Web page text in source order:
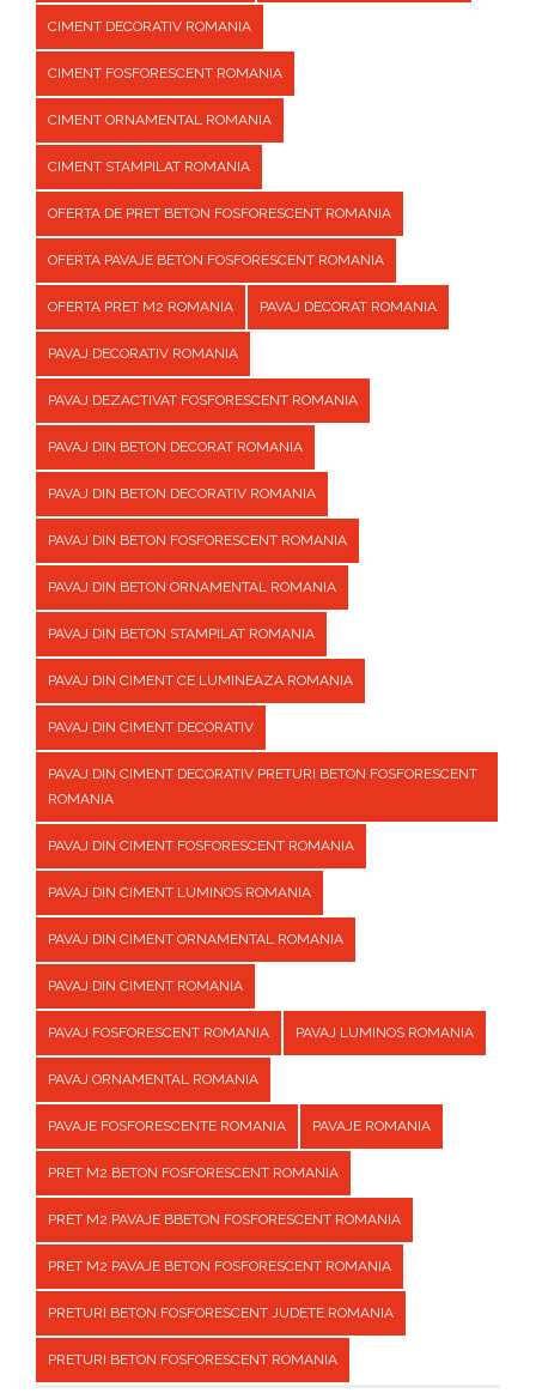
CIMENT DECORATIV ROMANIA
CIMENT FOSFORESCENT ROMANIA
CIMENT ORNAMENTAL ROMANIA
CIMENT STAMPILAT ROMANIA
OFERTA DE PRET BETON FOSFORESCENT ROMANIA
OFERTA PAVAJE BETON FOSFORESCENT ROMANIA
OFERTA PRET M2 ROMANIA PAVAJ DECORAT ROMANIA
PAVAJ DECORATIV ROMANIA
PAVAJ DEZACTIVAT FOSFORESCENT ROMANIA
PAVAJ DIN BETON DECORAT ROMANIA
PAVAJ DIN BETON DECORATIV ROMANIA
PAVAJ DIN BETON FOSFORESCENT ROMANIA
PAVAJ DIN BETON ORNAMENTAL ROMANIA
PAVAJ DIN BETON STAMPILAT ROMANIA
PAVAJ DIN CIMENT CE LUMINEAZA ROMANIA
PAVAJ DIN CIMENT DECORATIV
PAVAJ DIN CIMENT DECORATIV PRETURI BETON FOSFORESCENT
ROMANIA
PAVAJ DIN CIMENT FOSFORESCENT ROMANIA
PAVAJ DIN CIMENT LUMINOS ROMANIA
PAVAJ DIN CIMENT ORNAMENTAL ROMANIA
PAVAJ DIN CIMENT ROMANIA
PAVAJ FOSFORESCENT ROMANIA PAVAJ LUMINOS ROMANIA
PAVAJ ORNAMENTAL ROMANIA
PAVAJE FOSFORESCENTE ROMANIA PAVAJE ROMANIA
PRET M2 BETON FOSFORESCENT ROMANIA
PRET M2 PAVAJE BBETON FOSFORESCENT ROMANIA
PRET M2 PAVAJE BETON FOSFORESCENT ROMANIA
PRETURI BETON FOSFORESCENT JUDETE ROMANIA
PRETURI BETON FOSFORESCENT ROMANIA